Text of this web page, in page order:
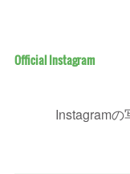
Official Instagram
Instagramの